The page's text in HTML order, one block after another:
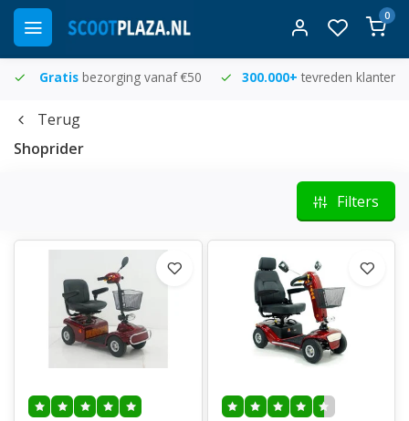
0
Gratis bezorging vanaf €50 300.000+ tevreden klanten
Terug
Shoprider
Filters